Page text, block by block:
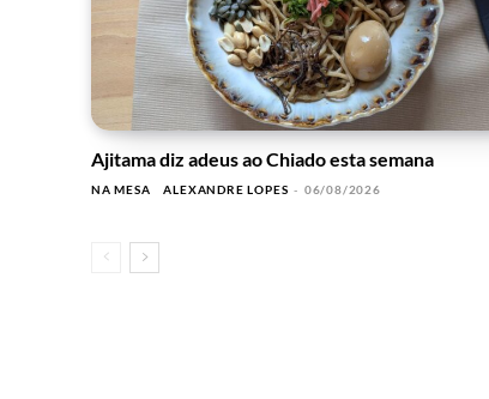
Ajitama diz adeus ao Chiado esta semana
NA MESA ALEXANDRE LOPES - 06/08/2026